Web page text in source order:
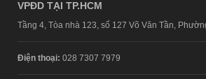
VPĐD TẠI TP.HCM
Tầng 4, Tòa nhà 123, số 127 Võ Văn Tần,
Điện thoại: 028 7307 7979